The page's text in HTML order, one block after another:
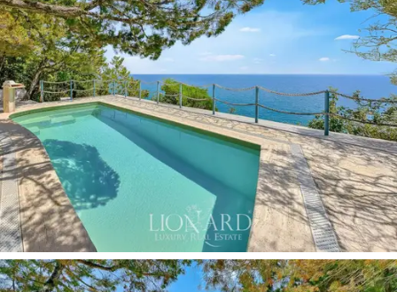
bulunmaktadır.Roma'yayakınlığı - yaklaşık bir saatte
ulaşılabilir - bu yeriyıl boyunca kolayca erişilebilen
ikinci bir ev isteyenler için mükemmel hale getirir.
Villa,elektrikli bir kapıve doğrudan girişe giden özel bir
yol aracılığıyla erişilebilen oldukça özel bir alanda yer
almaktadır.Denize bakan konumu, yalnızca Pontine
Adaları'na kadar uzanan olağanüstü bir manzarayı
garantilemekle kalmaz, aynı zamanda kayalardan
oyulmuş, küçük bir doğal yüzme havuzu gibi bir banyo
alanına giden özel bir geçit yoluyladenize özel erişim
sağlar.